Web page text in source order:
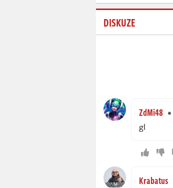
DISKUZE
ZdMi48
gl
Krabatus